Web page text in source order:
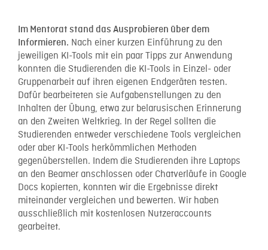
Im Mentorat stand das Ausprobieren über dem
Informieren. Nach einer kurzen Einführung zu den
jeweiligen KI-Tools mit ein paar Tipps zur Anwendung
konnten die Studierenden die KI-Tools in Einzel- oder
Gruppenarbeit auf ihren eigenen Endgeräten testen.
Dafür bearbeiteten sie Aufgabenstellungen zu den
Inhalten der Übung, etwa zur belarusischen Erinnerung
an den Zweiten Weltkrieg. In der Regel sollten die
Studierenden entweder verschiedene Tools vergleichen
oder aber KI-Tools herkömmlichen Methoden
gegenüberstellen. Indem die Studierenden ihre Laptops
an den Beamer anschlossen oder Chatverläufe in Google
Docs kopierten, konnten wir die Ergebnisse direkt
miteinander vergleichen und bewerten. Wir haben
ausschließlich mit kostenlosen Nutzeraccounts
gearbeitet.